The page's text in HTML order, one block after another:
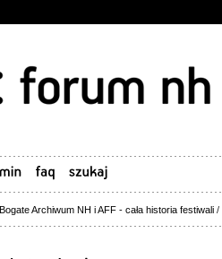
Bogate Archiwum NH i AFF - cała historia festiwali /